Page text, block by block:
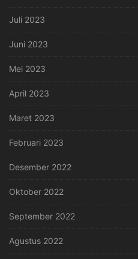
Juli 2023
Juni 2023
Mei 2023
April 2023
Maret 2023
Februari 2023
Desember 2022
Oktober 2022
September 2022
Agustus 2022